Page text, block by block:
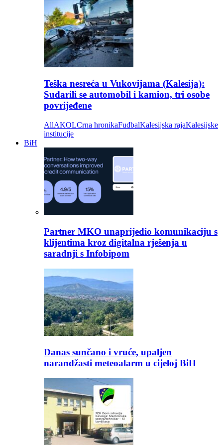
Teška nesreća u Vukovijama (Kalesija):
Sudarili se automobil i kamion, tri osobe
povrijeđene
AllAKOLCrna hronikaFudbalKalesijska rajaKalesijske
institucije
BiH
Partner MKO unaprijedio komunikaciju s
klijentima kroz digitalna rješenja u
saradnji s Infobipom
Danas sunčano i vruće, upaljen
narandžasti meteoalarm u cijeloj BiH